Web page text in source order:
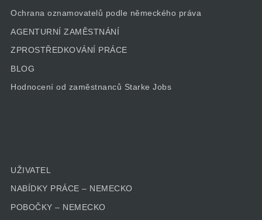
Ochrana oznamovatelů podle německého práva
AGENTURNÍ ZAMĚSTNÁNÍ
ZPROSTŘEDKOVÁNÍ PRÁCE
BLOG
Hodnocení od zaměstnanců Starke Jobs
UŽIVATEL
NABÍDKY PRÁCE – NEMECKO
POBOČKY – NEMECKO